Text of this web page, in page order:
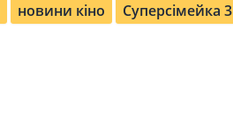
новини кіно Суперсімейка 3